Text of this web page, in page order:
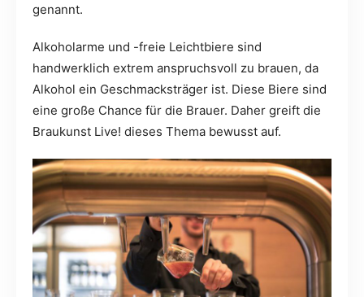
genannt.
Alkoholarme und -freie Leichtbiere sind
handwerklich extrem anspruchsvoll zu brauen, da
Alkohol ein Geschmacksträger ist. Diese Biere sind
eine große Chance für die Brauer. Daher greift die
Braukunst Live! dieses Thema bewusst auf.